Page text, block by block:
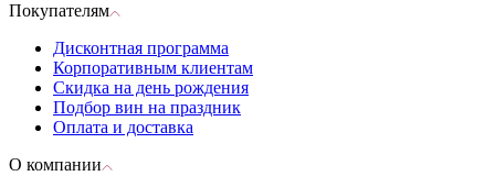
Покупателям
Дисконтная программа
Корпоративным клиентам
Скидка на день рождения
Подбор вин на праздник
Оплата и доставка
О компании